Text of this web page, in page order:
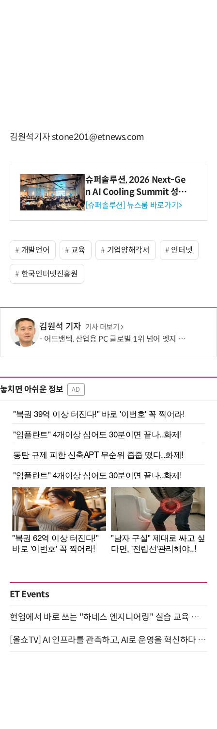
김원석기자 stone201@etnews.com
슈퍼솔루션, 2026 Next-Ge
n AI Cooling Summit 성황
리 성료
[슈퍼솔루션] 뉴스룸 바로가기>
개발언어 교육 기업양해각서 인터넷
한국인터넷진흥원
김원석 기자 기사 더보기
어드밴텍, 산업용 PC 글로벌 1위 넘어 엣지 AI 리더로 도약
놓치면 아쉬운 정보 AD
ET Events
현업에서 바로 쓰는 "하네스 엔지니어링" 실습 교육 워크숍 8월 20일 개최
[올쇼TV] AI 인프라를 관측하고, AI로 운영을 혁신하다 (8월 11일 생방송)